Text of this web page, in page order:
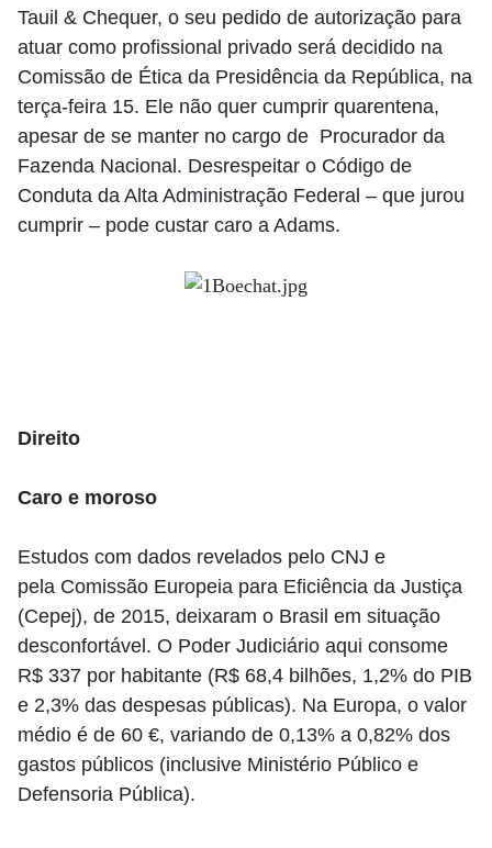
Tauil & Chequer, o seu pedido de autorização para
atuar como profissional privado será decidido na
Comissão de Ética da Presidência da República, na
terça-feira 15. Ele não quer cumprir quarentena,
apesar de se manter no cargo de Procurador da
Fazenda Nacional. Desrespeitar o Código de
Conduta da Alta Administração Federal – que jurou
cumprir – pode custar caro a Adams.
Direito
Caro e moroso
Estudos com dados revelados pelo CNJ e
pela Comissão Europeia para Eficiência da Justiça
(Cepej), de 2015, deixaram o Brasil em situação
desconfortável. O Poder Judiciário aqui consome
R$ 337 por habitante (R$ 68,4 bilhões, 1,2% do PIB
e 2,3% das despesas públicas). Na Europa, o valor
médio é de 60 €, variando de 0,13% a 0,82% dos
gastos públicos (inclusive Ministério Público e
Defensoria Pública).